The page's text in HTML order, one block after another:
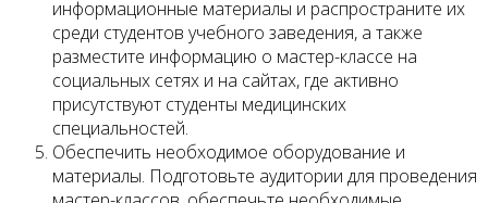
информационные материалы и распространите их
среди студентов учебного заведения, а также
разместите информацию о мастер-классе на
социальных сетях и на сайтах, где активно
присутствуют студенты медицинских
специальностей.
Обеспечить необходимое оборудование и
материалы. Подготовьте аудитории для проведения